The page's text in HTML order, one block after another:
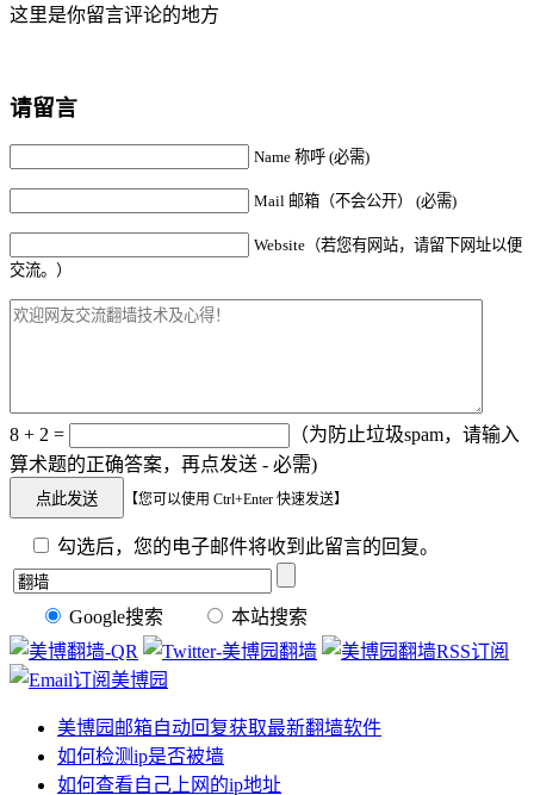
这里是你留言评论的地方
请留言
Name 称呼 (必需)
Mail 邮箱（不会公开） (必需)
Website（若您有网站，请留下网址以便
交流。）
8 + 2 =
（为防止垃圾spam，请输入
算术题的正确答案，再点发送 - 必需)
【您可以使用 Ctrl+Enter 快速发送】
勾选后，您的电子邮件将收到此留言的回复。
Google搜索 本站搜索
美博园邮箱自动回复获取最新翻墙软件
如何检测ip是否被墙
如何查看自己上网的ip地址